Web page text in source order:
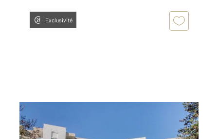
Exclusivité
87,24 m , 5 pièces
Ref : 1904